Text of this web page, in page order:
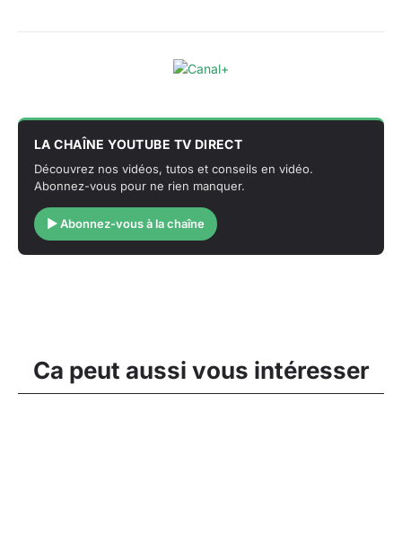
LA CHAÎNE YOUTUBE TV DIRECT
Découvrez nos vidéos, tutos et conseils en vidéo.
Abonnez-vous pour ne rien manquer.
▶ Abonnez-vous à la chaîne
Ca peut aussi vous intéresser